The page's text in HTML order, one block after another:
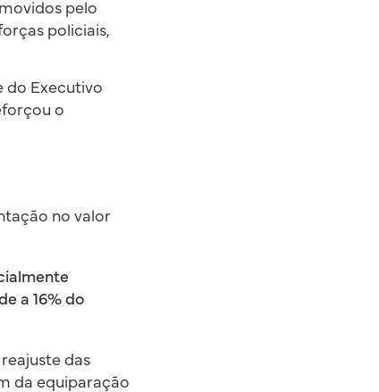
pelo
policiais,
do Executivo
o
no valor
a 16% do
das
da equiparação